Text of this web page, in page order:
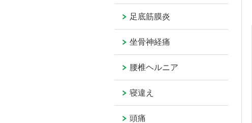
足底筋膜炎
坐骨神経痛
腰椎ヘルニア
寝違え
頭痛